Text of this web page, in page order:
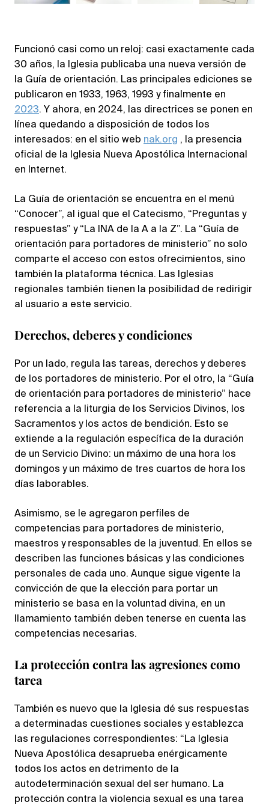
Funcionó casi como un reloj: casi exactamente cada
30 años, la Iglesia publicaba una nueva versión de
la Guía de orientación. Las principales ediciones se
publicaron en 1933, 1963, 1993 y finalmente en
2023. Y ahora, en 2024, las directrices se ponen en
línea quedando a disposición de todos los
interesados: en el sitio web nak.org , la presencia
oficial de la Iglesia Nueva Apostólica Internacional
en Internet.
La Guía de orientación se encuentra en el menú
“Conocer”, al igual que el Catecismo, “Preguntas y
respuestas” y “La INA de la A a la Z”. La “Guía de
orientación para portadores de ministerio” no solo
comparte el acceso con estos ofrecimientos, sino
también la plataforma técnica. Las Iglesias
regionales también tienen la posibilidad de redirigir
al usuario a este servicio.
Derechos, deberes y condiciones
Por un lado, regula las tareas, derechos y deberes
de los portadores de ministerio. Por el otro, la “Guía
de orientación para portadores de ministerio” hace
referencia a la liturgia de los Servicios Divinos, los
Sacramentos y los actos de bendición. Esto se
extiende a la regulación específica de la duración
de un Servicio Divino: un máximo de una hora los
domingos y un máximo de tres cuartos de hora los
días laborables.
Asimismo, se le agregaron perfiles de
competencias para portadores de ministerio,
maestros y responsables de la juventud. En ellos se
describen las funciones básicas y las condiciones
personales de cada uno. Aunque sigue vigente la
convicción de que la elección para portar un
ministerio se basa en la voluntad divina, en un
llamamiento también deben tenerse en cuenta las
competencias necesarias.
La protección contra las agresiones como
tarea
También es nuevo que la Iglesia dé sus respuestas
a determinadas cuestiones sociales y establezca
las regulaciones correspondientes: “La Iglesia
Nueva Apostólica desaprueba enérgicamente
todos los actos en detrimento de la
autodeterminación sexual del ser humano. La
protección contra la violencia sexual es una tarea